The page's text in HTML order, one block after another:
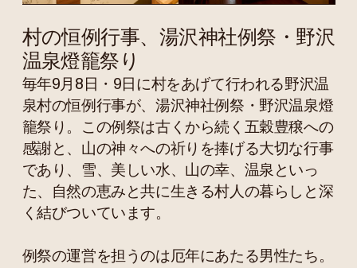
村の恒例行事、湯沢神社例祭・野沢
温泉燈籠祭り
毎年9月8日・9日に村をあげて行われる野沢温
泉村の恒例行事が、湯沢神社例祭・野沢温泉燈
籠祭り。この例祭は古くから続く五穀豊穣への
感謝と、山の神々への祈りを捧げる大切な行事
であり、雪、美しい水、山の幸、温泉といっ
た、自然の恵みと共に生きる村人の暮らしと深
く結びついています。
例祭の運営を担うのは厄年にあたる男性たち。